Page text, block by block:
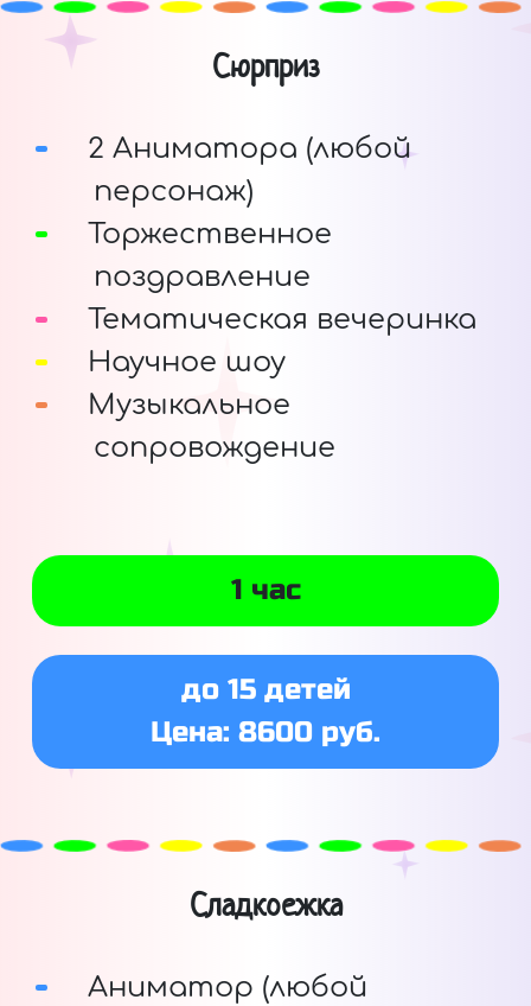
Сюрприз
2 Аниматора (любой
персонаж)
Торжественное
поздравление
Тематическая вечеринка
Научное шоу
Музыкальное
сопровождение
1 час
до 15 детей
Цена: 8600 руб.
Сладкоежка
Аниматор (любой